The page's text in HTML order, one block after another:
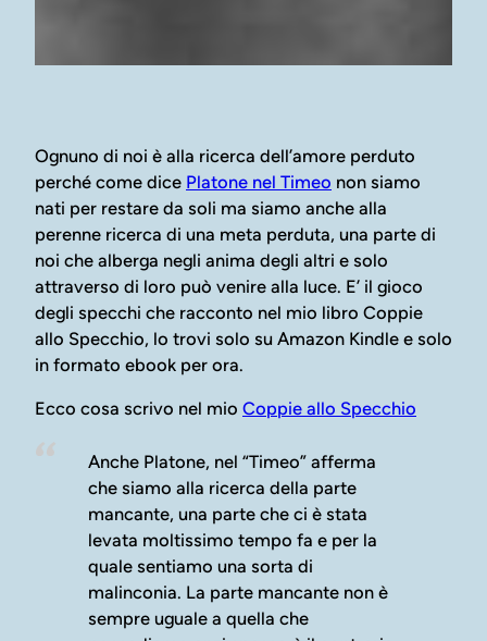
Ognuno di noi è alla ricerca dell’amore perduto
perché come dice Platone nel Timeo non siamo
nati per restare da soli ma siamo anche alla
perenne ricerca di una meta perduta, una parte di
noi che alberga negli anima degli altri e solo
attraverso di loro può venire alla luce. E’ il gioco
degli specchi che racconto nel mio libro Coppie
allo Specchio, lo trovi solo su Amazon Kindle e solo
in formato ebook per ora.
Ecco cosa scrivo nel mio Coppie allo Specchio
Anche Platone, nel “Timeo” afferma
che siamo alla ricerca della parte
mancante, una parte che ci è stata
levata moltissimo tempo fa e per la
quale sentiamo una sorta di
malinconia. La parte mancante non è
sempre uguale a quella che